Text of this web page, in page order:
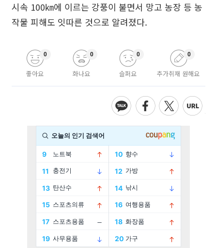
시속 100㎞에 이르는 강풍이 불면서 망고 농장 등 농
작물 피해도 잇따른 것으로 알려졌다.
좋아요
0
화나요
0
슬퍼요
0
추가취재 원해요
0